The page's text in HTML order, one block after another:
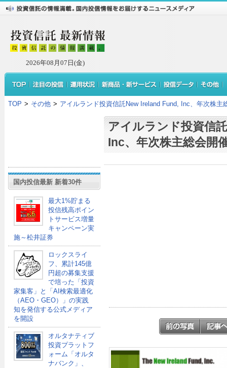
2026年08月07日(金)
TOP > その他 > アイルランド投資信託New Ireland Fund, Inc、年次株主
国内投信最新 新着30件
最大1%貯まる
投信残高ポイン
トサービス増量
キャンペーン実
施～松井証券
ロックスライ
フ、累計145億
円超の募集支援
で培った「投資
家集客」と「AI検索最適化
（AEO・GEO）」の実践
知を発信する公式メディア
を開設
オルタナティブ
投資プラットフ
ォーム「オルタ
ナバンク」、
アイルランド投資信
Inc、年次株主総会開